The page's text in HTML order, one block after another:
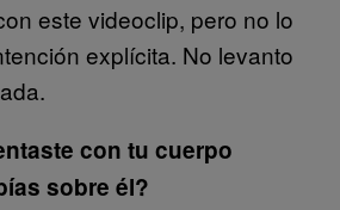
este videoclip, pero no lo
explícita. No levanto
con tu cuerpo
sobre él?